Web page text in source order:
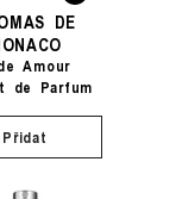
DE
Amour
de Parfum
Přidat